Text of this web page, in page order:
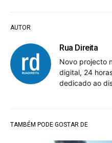
AUTOR
Rua Direita
Novo projecto
digital, 24
dedicado ao
TAMBÉM PODE GOSTAR DE